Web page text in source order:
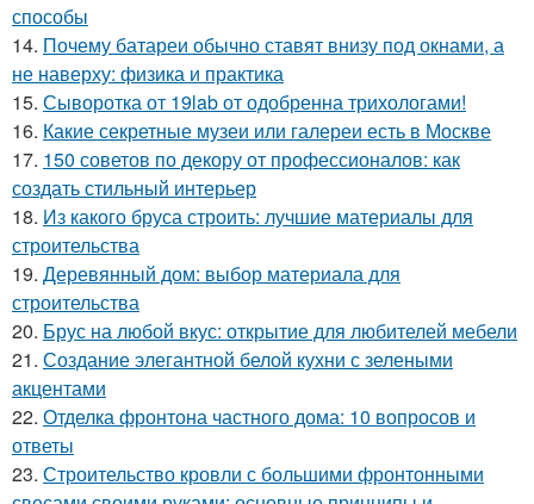
способы
14. Почему батареи обычно ставят внизу под окнами, а
не наверху: физика и практика
15. Сыворотка от 19lab от одобренна трихологами!
16. Какие секретные музеи или галереи есть в Москве
17. 150 советов по декору от профессионалов: как
создать стильный интерьер
18. Из какого бруса строить: лучшие материалы для
строительства
19. Деревянный дом: выбор материала для
строительства
20. Брус на любой вкус: открытие для любителей мебели
21. Создание элегантной белой кухни с зелеными
акцентами
22. Отделка фронтона частного дома: 10 вопросов и
ответы
23. Строительство кровли с большими фронтонными